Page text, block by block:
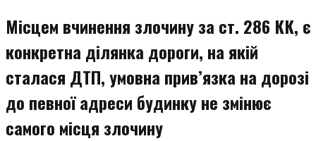
Місцем вчинення злочину за ст. 286 КК, є
конкретна ділянка дороги, на якій
сталася ДТП, умовна прив’язка на дорозі
до певної адреси будинку не змінює
самого місця злочину